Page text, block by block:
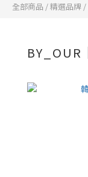
全部商品 /精選品牌 /
BY_OUR